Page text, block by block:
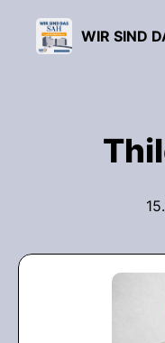
WIR SIND